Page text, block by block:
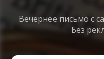
Вечернее письмо с
Без